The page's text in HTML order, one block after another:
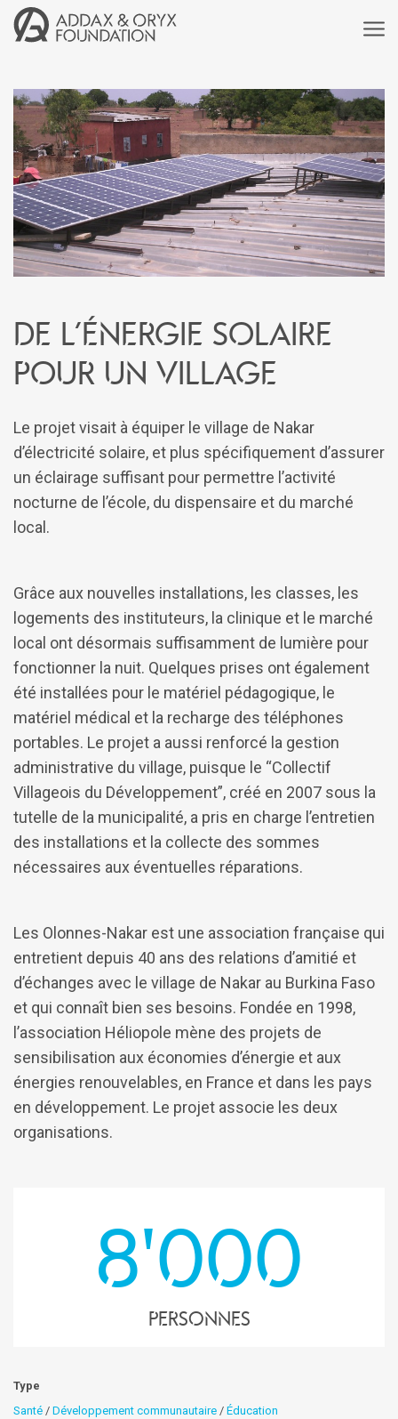
De l’énergie solaire
pour un village
Le projet visait à équiper le village de Nakar
d’électricité solaire, et plus spécifiquement d’assurer
un éclairage suffisant pour permettre l’activité
nocturne de l’école, du dispensaire et du marché
local.
Grâce aux nouvelles installations, les classes, les
logements des instituteurs, la clinique et le marché
local ont désormais suffisamment de lumière pour
fonctionner la nuit. Quelques prises ont également
été installées pour le matériel pédagogique, le
matériel médical et la recharge des téléphones
portables. Le projet a aussi renforcé la gestion
administrative du village, puisque le “Collectif
Villageois du Développement”, créé en 2007 sous la
tutelle de la municipalité, a pris en charge l’entretien
des installations et la collecte des sommes
nécessaires aux éventuelles réparations.
Les Olonnes-Nakar est une association française qui
entretient depuis 40 ans des relations d’amitié et
d’échanges avec le village de Nakar au Burkina Faso
et qui connaît bien ses besoins. Fondée en 1998,
l’association Héliopole mène des projets de
sensibilisation aux économies d’énergie et aux
énergies renouvelables, en France et dans les pays
en développement. Le projet associe les deux
organisations.
8'000
personnes
Type
Santé / Développement communautaire / Éducation